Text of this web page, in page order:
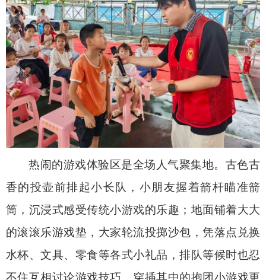
热闹的游戏体验区是全场人气聚集地。古色古
香的投壶前排起小长队，小朋友握着箭杆瞄准箭
筒，沉浸式感受传统小游戏的乐趣；地面铺着大大
的滚滚乐游戏垫，大家轮流投掷沙包，凭落点兑换
水杯、文具、零食等各式小礼品，排队等候时也忍
不住互相讨论游戏技巧。穿插其中的抱团小游戏更